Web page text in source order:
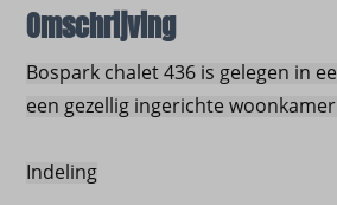
Omschrijving
Bospark chalet 436 is gelegen in
een gezellig ingerichte
Indeling